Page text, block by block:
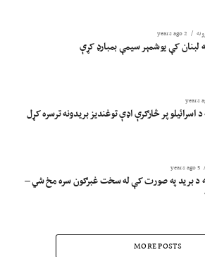
2 years ago
لبنان کې یوشمېر سیمې بمبارډ کړې
اسرائیلو پر څارګرې اډې توغندیز بریدونه ترسره کړل
5 years ago
د برید په صورت کې له سخت غبرګون سره مخ شي –
MORE POSTS